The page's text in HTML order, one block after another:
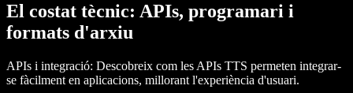
El costat tècnic: APIs, programari i
formats d'arxiu
APIs i integració: Descobreix com les APIs TTS permeten integrar-
se fàcilment en aplicacions, millorant l'experiència d'usuari.